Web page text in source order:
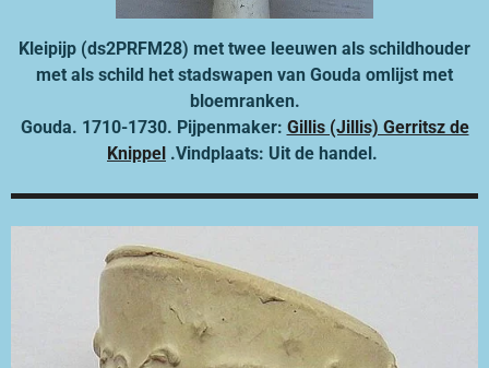
Kleipijp (ds2PRFM28) met twee leeuwen als schildhouder
met als schild het stadswapen van Gouda omlijst met
bloemranken.
Gouda. 1710-1730. Pijpenmaker: Gillis (Jillis) Gerritsz de
Knippel .Vindplaats: Uit de handel.